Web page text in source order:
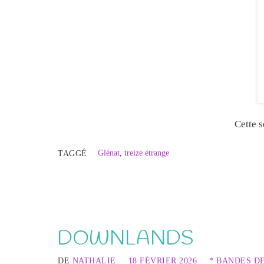
Cette
TAGGÉ Glénat, treize étrange
DOWNLANDS
DE NATHALIE 18 FÉVRIER 2026 * BANDES